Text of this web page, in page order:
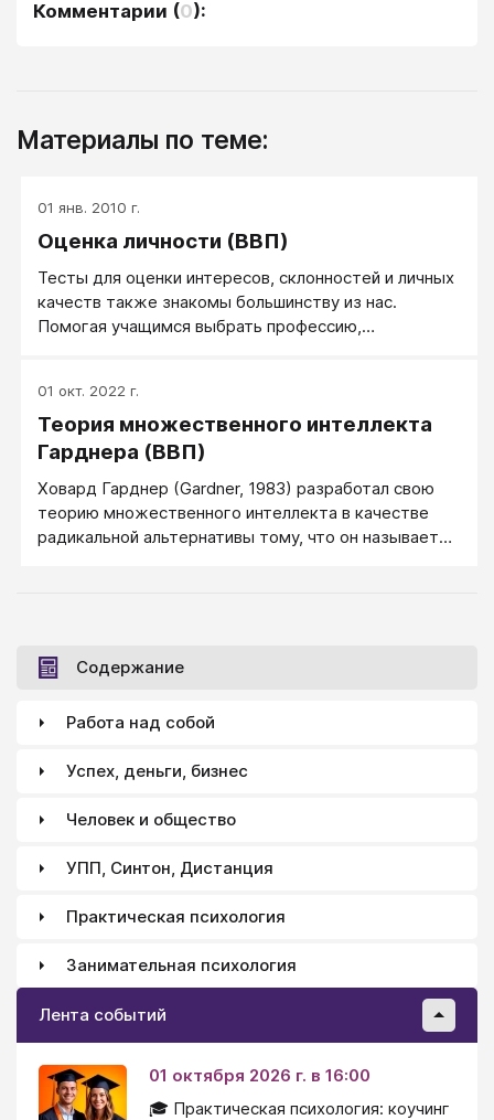
Комментарии (0):
Материалы по теме:
01 янв. 2010 г.
Оценка личности (ВВП)
Тесты для оценки интересов, склонностей и личных
качеств также знакомы большинству из нас.
Помогая учащимся выбрать профессию,
академической успеваемости. Отбирая кандидатов
на высокие посты, наниматели часто хотят знать их
стиль общения, способность справляться со
01 окт. 2022 г.
Теория множественного интеллекта
Гарднера (ВВП)
Ховард Гарднер (Gardner, 1983) разработал свою
теорию множественного интеллекта в качестве
радикальной альтернативы тому, что он называет
Содержание
Работа над собой
Успех, деньги, бизнес
Человек и общество
УПП, Синтон, Дистанция
Практическая психология
Занимательная психология
Лента событий
01 октября 2026 г. в 16:00
🎓 Практическая психология: коучинг